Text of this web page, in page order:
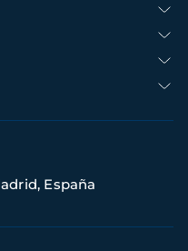
España